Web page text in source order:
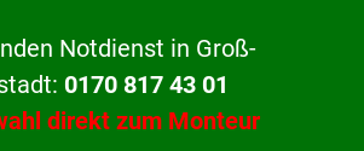
Notdienst in Groß-
0170 817 43 01
direkt zum Monteur